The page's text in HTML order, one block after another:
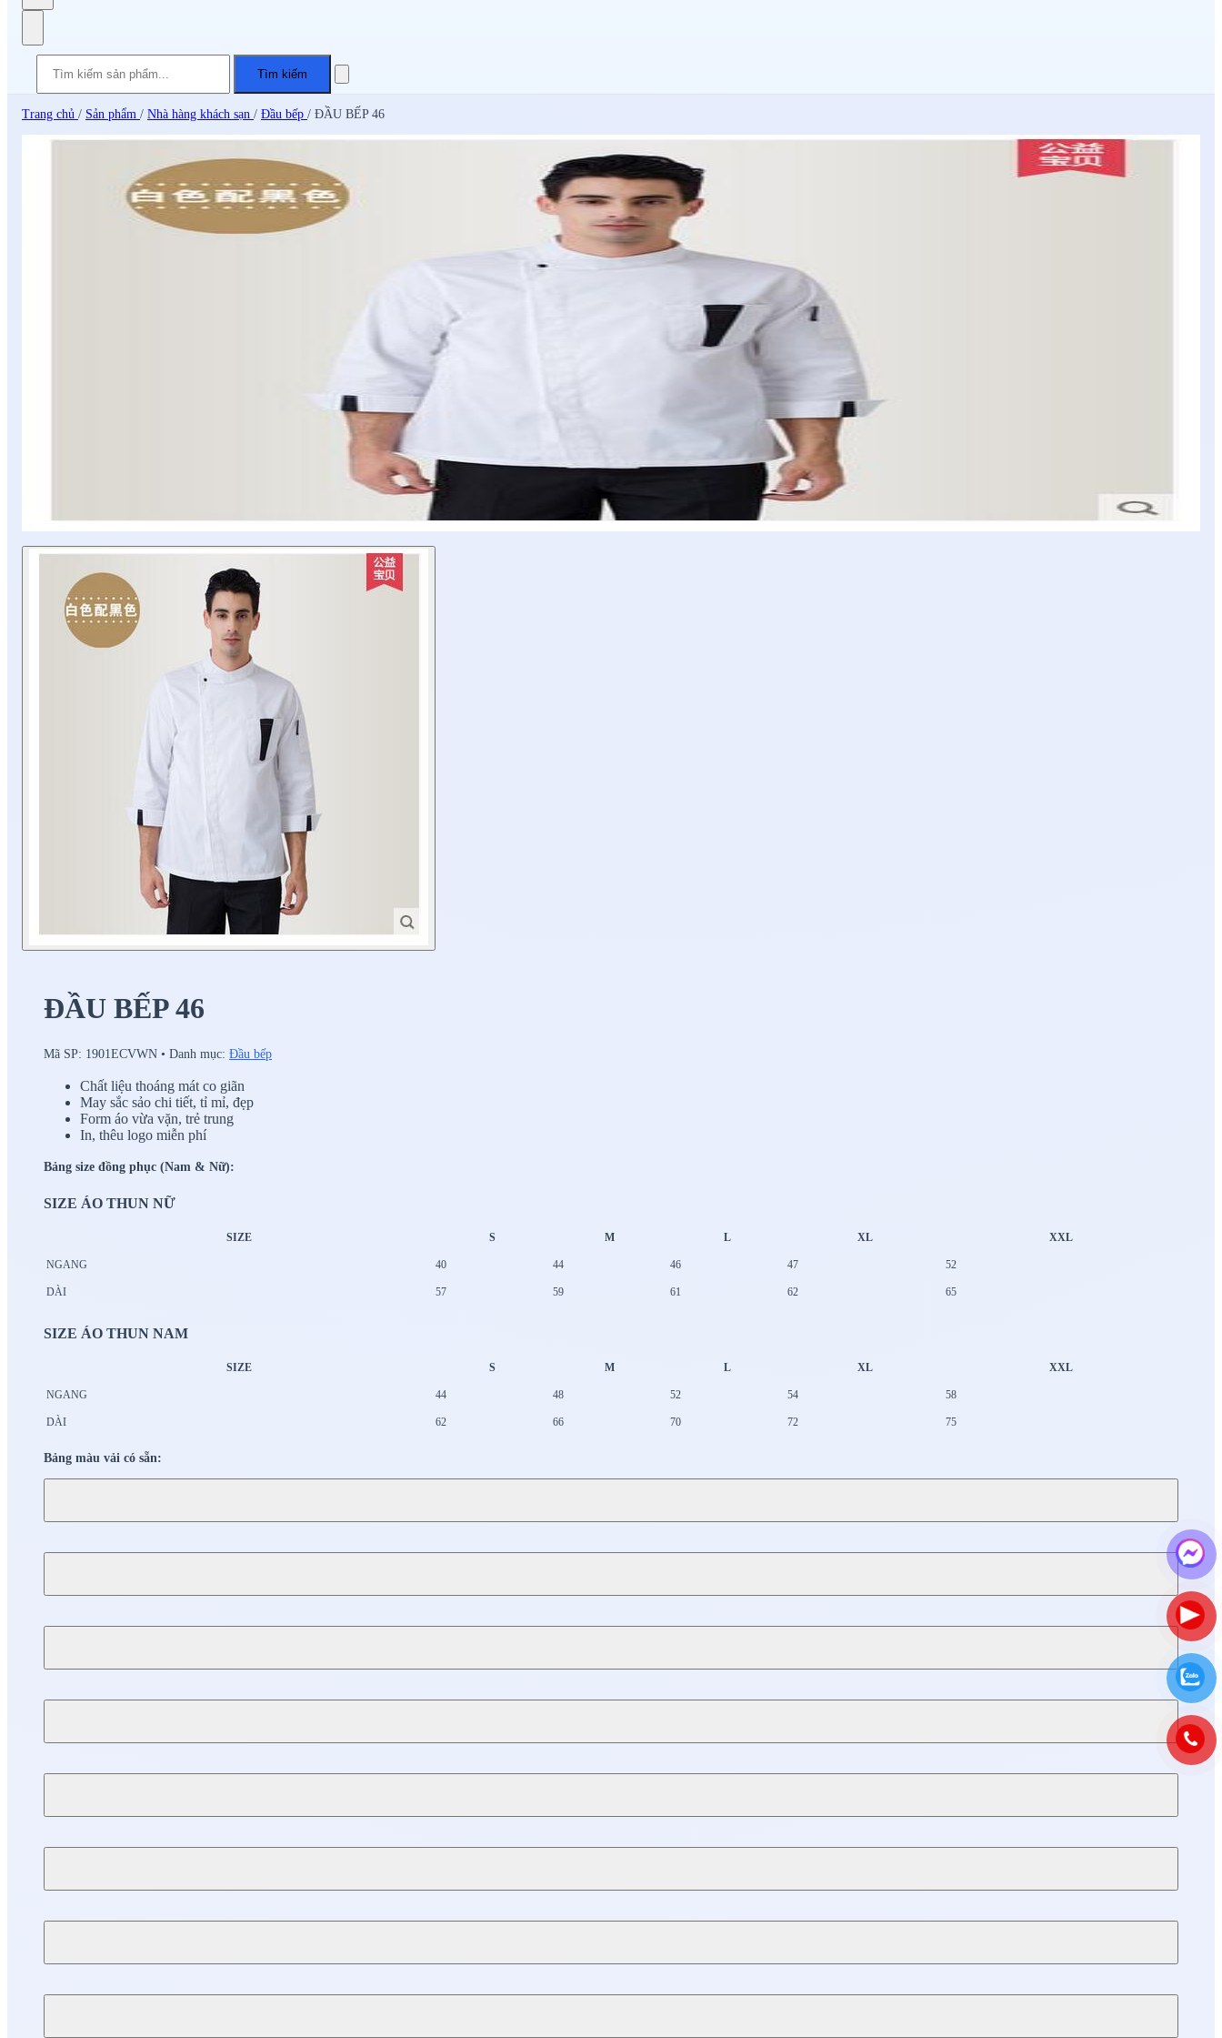
Tìm kiếm
Trang chủ / Sản phẩm / Nhà hàng khách sạn / Đầu bếp / ĐẦU BẾP 46
ĐẦU BẾP 46
Mã SP: 1901ECVWN • Danh mục: Đầu bếp
Chất liệu thoáng mát co giãn
May sắc sảo chi tiết, tỉ mỉ, đẹp
Form áo vừa vặn, trẻ trung
In, thêu logo miễn phí
Bảng size đồng phục (Nam & Nữ):
SIZE ÁO THUN NỮ
SIZE S M L XL XXL
NGANG 40 44 46 47 52
DÀI 57 59 61 62 65
SIZE ÁO THUN NAM
SIZE S M L XL XXL
NGANG 44 48 52 54 58
DÀI 62 66 70 72 75
Bảng màu vải có sẵn: